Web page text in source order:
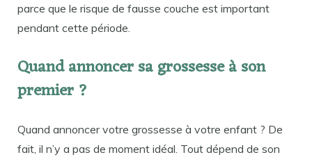
parce que le risque de fausse couche est important
pendant cette période.
Quand annoncer sa grossesse à son
premier ?
Quand annoncer votre grossesse à votre enfant ? De
fait, il n’y a pas de moment idéal. Tout dépend de son